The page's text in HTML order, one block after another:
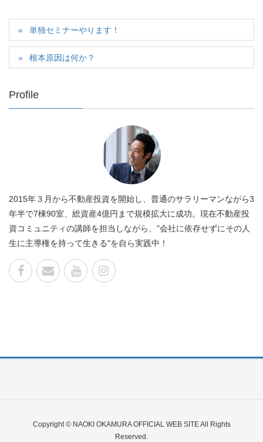
単独セミナーやります！
根本原因は何か？
Profile
2015年３月から不動産投資を開始し、普通のサラリーマンながら3
年半で7棟90室、総資産4億円まで規模拡大に成功。現在不動産投
資コミュニティの講師を担当しながら、"会社に依存せずにその人
生に主導権を持って生きる"を自ら実践中！
Copyright © NAOKI OKAMURA OFFICIAL WEB SITE All Rights
Reserved.